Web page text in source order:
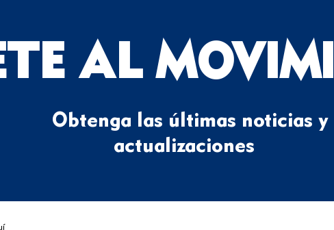
AL
Obtenga las últimas noticias y
actualizaciones